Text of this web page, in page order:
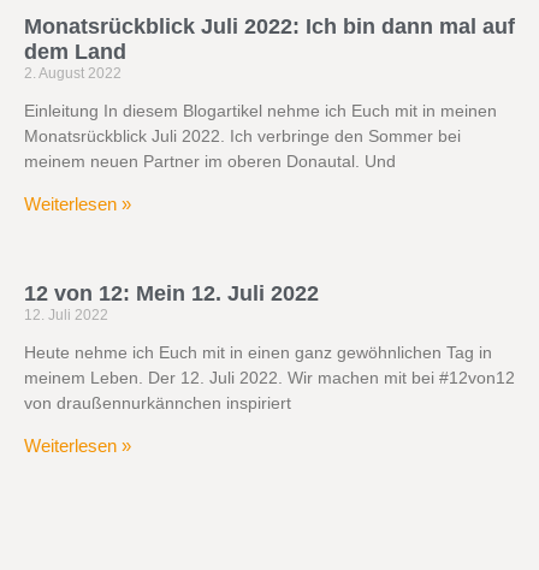
Monatsrückblick Juli 2022: Ich bin dann mal auf
dem Land
2. August 2022
Einleitung In diesem Blogartikel nehme ich Euch mit in meinen
Monatsrückblick Juli 2022. Ich verbringe den Sommer bei
meinem neuen Partner im oberen Donautal. Und
Weiterlesen »
12 von 12: Mein 12. Juli 2022
12. Juli 2022
Heute nehme ich Euch mit in einen ganz gewöhnlichen Tag in
meinem Leben. Der 12. Juli 2022. Wir machen mit bei #12von12
von draußennurkännchen inspiriert
Weiterlesen »